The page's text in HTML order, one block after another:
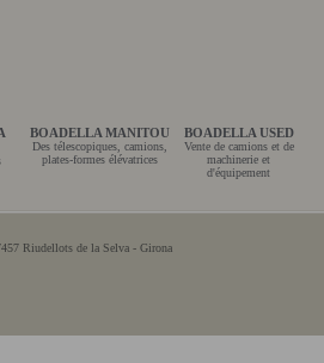
BOADELLA MANITOU
Des télescopiques, camions,
plates-formes élévatrices
BOADELLA USED
Vente de camions et de
machinerie et
d'équipement
Riudellots de la Selva - Girona